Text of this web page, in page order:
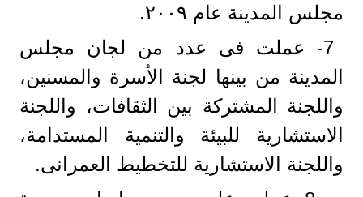
مجلس المدينة عام ٢٠٠٩.
7- عملت فى عدد من لجان مجلس
المدينة من بينها لجنة الأسرة والمسنين،
واللجنة المشتركة بين الثقافات، واللجنة
الاستشارية للبيئة والتنمية المستدامة،
واللجنة الاستشارية للتخطيط العمرانى.